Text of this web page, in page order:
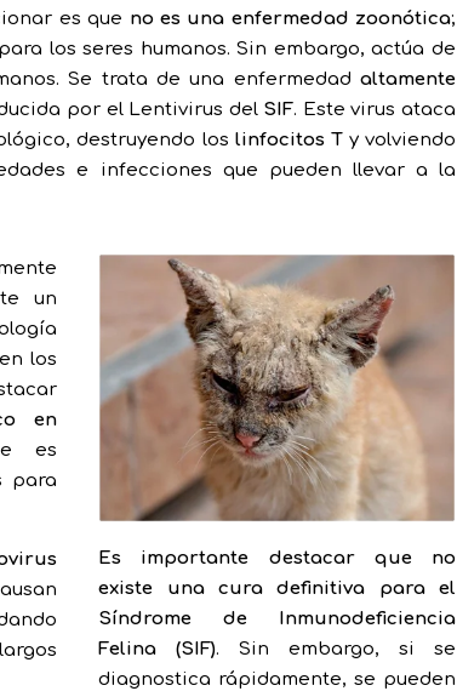
es que no es una enfermedad zoonótica;
los seres humanos. Sin embargo, actúa de
Se trata de una enfermedadaltamente
por el Lentivirus del SIF. Este virus ataca
destruyendo los linfocitos Ty volviendo
e infecciones que pueden llevar a la
un
los
en
es
para
Es importante destacar que no
existe una cura definitiva para el
Síndrome de Inmunodeficiencia
Felina (SIF). Sin embargo, si se
diagnostica rápidamente, se pueden